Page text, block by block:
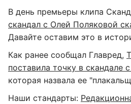
В день премьеры клипа
скандал с Олей Поляковой
Давайте оставим это в
Как ранее сообщал Главред,
поставила точку в скандале
которая назвала ее
Наши стандарты: